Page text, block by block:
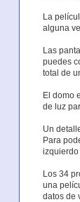
La
alguna
Las
puedes
total de
El domo
de luz
Un
Para
izquierdo
Los 34
una
datos de